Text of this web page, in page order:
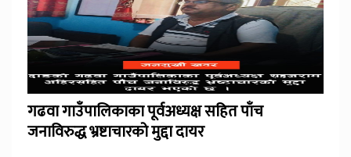
गढवा गाउँपालिकाका पूर्वअध्यक्ष सहित पाँच
जनाविरुद्ध भ्रष्टाचारको मुद्दा दायर